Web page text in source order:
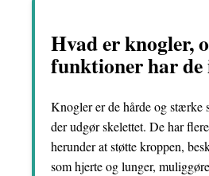
Hvad er knogler,
funktioner har de
Knogler er de hårde og stærke
der udgør skelettet. De har
herunder at støtte kroppen,
som hjerte og lunger,